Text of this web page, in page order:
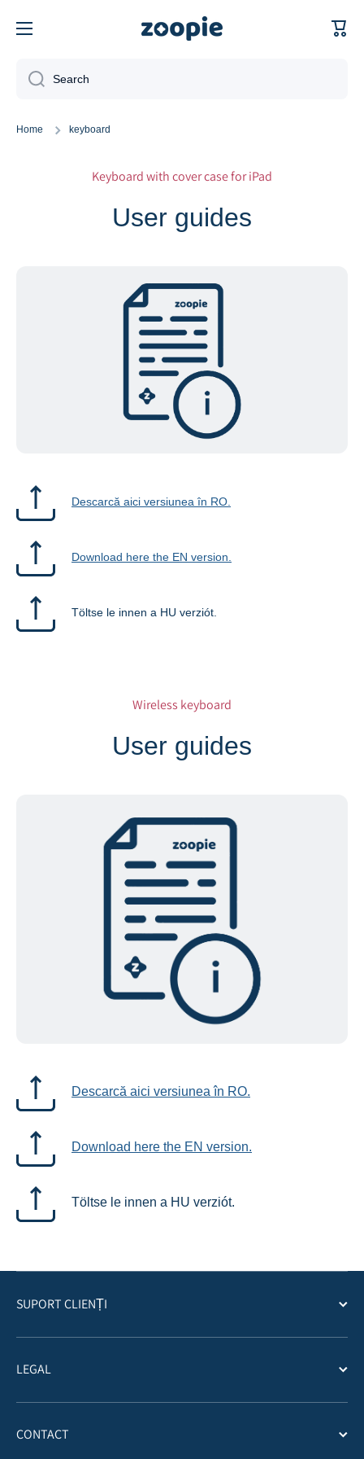
Skip to content
Cart
Search
Home keyboard
Keyboard with cover case for iPad
User guides
Descarcă aici versiunea în RO.
Download here the EN version.
Töltse le innen a HU verziót.
Wireless keyboard
User guides
Descarcă aici versiunea în RO.
Download here the EN version.
Töltse le innen a HU verziót.
SUPORT CLIENȚI
LEGAL
CONTACT